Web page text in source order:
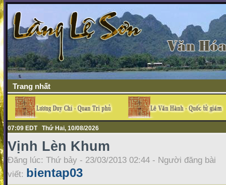
Trang nhất
07:09 EDT Thứ Hai, 10/08/2026
Vịnh Lèn Khum
Đăng lúc: Thứ bảy - 23/03/2013 02:44 - Người đăng bài
viết: bientap03